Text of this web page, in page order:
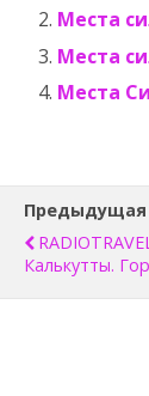
Места
Места
Места
Предыдущая
Калькутты.